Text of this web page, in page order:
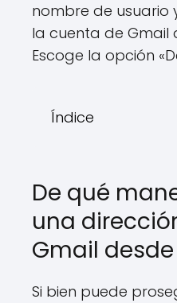
nombre de usuario
la cuenta de Gmail
Escoge la opción
Índice
De qué
una
Gmail
Si bien puede